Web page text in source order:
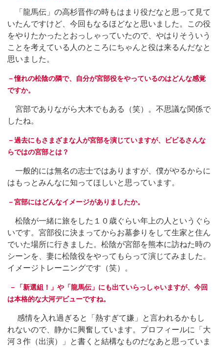
「龍馬伝」の高杉晋作の時もはまり役だなと思って見て
いたんですけど、今回もなるほどなと思いました。この役
をやりたかったとおっしゃっていたので、やはりそういう
ことを考えている人のところにちゃんと役は来るんだなと
思いました。
－憧れの松陰の隣で、自分が宮部役をやっているのはどんな感覚
ですか。
宮部でありながら大木でもある（笑）。不思議な関係で
したね。
－過去にもさまざまな人が宮部を演じていますが、ビビるさんな
らではの宮部とは？
一般的には無名の志士ではありますが、僕がやるからに
はもっとみんなに知ってほしいと思っています。
－宮部にはどんなイメージがありましたか。
松陰が一緒に旅をした１０歳ぐらい年上の人というぐら
いです。宮部役に決まってからお墓参りをして生家と住ん
でいた場所に行きました。松陰が宮部を熊本に訪ねた時の
シーンを、妻に松陰役をやってもらって演じてみました。
イメージトレーニングです（笑）。
－「新選組！」や「龍馬伝」にも出ていらっしゃいますが、今回
は本格的な大河デビューですね。
感情を入れ過ぎると「熱すぎて嫌」と言われるかもし
れないので、静かに興奮しています。プロフィールに「大
河３作（出演）」と書くと結構なものだなあと思っていま